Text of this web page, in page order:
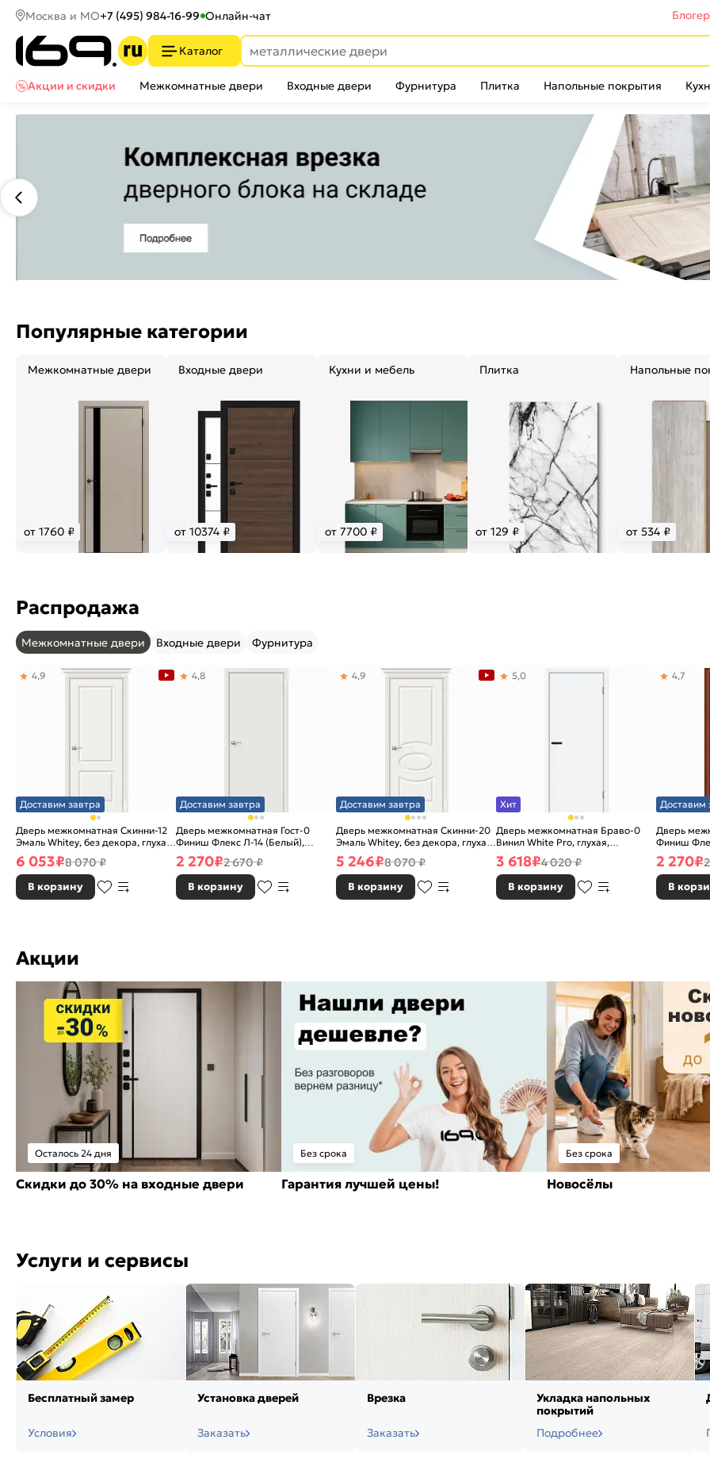
Москва и МО+7 (495) 984-16-99 Онлайн-чат
Каталог
Акции и скидки
Межкомнатные двери Входные двери Фурнитура Плитка Напольные покрытия
Популярные категории
Межкомнатные двери
от 1760 ₽
Входные двери
от 10374 ₽
Кухни и мебель
от 7700 ₽
Плитка
от 129 ₽
Напольные
от 534 ₽
Распродажа
Межкомнатные двери Входные двери Фурнитура
Доставим завтра
Дверь межкомнатная Скинни-12
Эмаль Whitey, без декора, глухая,
без стекла, без кромки, скиновая
4,9
6 053₽8 070 ₽
В корзину
Доставим завтра
Дверь межкомнатная Гост-0
Финиш Флекс Л-14 (Белый),
глухая, каркасно-щитовая
4,8
2 270₽2 670 ₽
В корзину
Доставим завтра
Дверь межкомнатная Скинни-20
Эмаль Whitey, без декора, глухая,
без стекла, без кромки, скиновая
4,9
5 246₽8 070 ₽
В корзину
Хит
Дверь межкомнатная Браво-0
Винил White Pro, глухая,
каркасно-щитовая
5,0
3 618₽4 020 ₽
В корзину
Доставим
Дверь
Финиш
Л-11
каркасно-
4,7
2 270₽
В
Акции
Осталось 24 дня
Скидки до 30% на входные двери
Без срока
Гарантия лучшей цены!
Без срока
Новосёлы
Услуги и сервисы
Бесплатный замер
Условия
Установка дверей
Заказать
Врезка
Заказать
Укладка напольных
покрытий
Подробнее